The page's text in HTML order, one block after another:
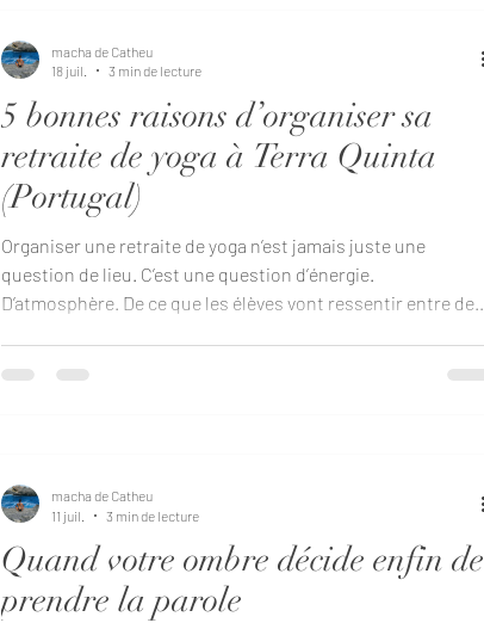
5 bonnes raisons d’organiser sa
retraite de yoga à Terra Quinta
(Portugal)
Organiser une retraite de yoga n’est jamais juste une
question de lieu. C’est une question d’énergie.
D’atmosphère. De ce que les élèves vont ressentir entre deux
Quinta, à 30 minutes de Lisbonne, change la donne. Un
macha de Catheu
18 juil.
3 min de lecture
Quand votre ombre décide enfin de
prendre la parole
macha de Catheu
11 juil.
3 min de lecture